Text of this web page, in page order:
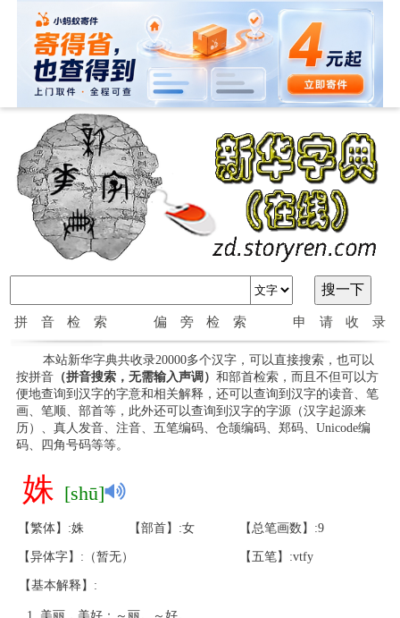
拼音检索 偏旁检索 申请收录
本站新华字典共收录20000多个汉字，可以直接搜索，也可以
按拼音（拼音搜索，无需输入声调） 和部首检索，而且不但可以方
便地查询到汉字的字意和相关解释，还可以查询到汉字的读音、笔
画、笔顺、部首等，此外还可以查询到汉字的字源（汉字起源来
历）、真人发音、注音、五笔编码、仓颉编码、郑码、Unicode编
码、四角号码等等。
姝 [shū]
【繁体】:姝 【部首】:女 【总笔画数】:9
【异体字】:（暂无） 【五笔】:vtfy
【基本解释】: